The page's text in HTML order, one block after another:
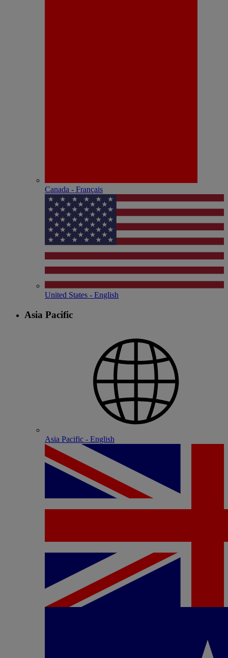
Canada - Français
United States - English
Asia Pacific
Asia Pacific - English